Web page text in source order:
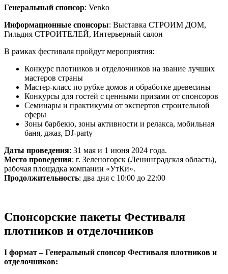
Генеральный спонсор: Venko
Информационные спонсоры: Выставка СТРОИМ ДОМ,
Гильдия СТРОИТЕЛЕЙ, Интерьерный салон
В рамках фестиваля пройдут мероприятия:
Конкурс плотников и отделочников на звание лучших
мастеров страны
Мастер-класс по рубке домов и обработке древесины
Конкурсы для гостей с ценными призами от спонсоров
Семинары и практикумы от экспертов строительной
сферы
Зоны барбекю, зоны активности и релакса, мобильная
баня, джаз, DJ-party
Даты проведения: 31 мая и 1 июня 2024 года.
Место проведения: г. Зеленогорск (Ленинградская область),
рабочая площадка компании «УтКи».
Продолжительность: два дня с 10:00 до 22:00
Спонсорские пакеты Фестиваля
плотников и отделочников
I формат – Генеральный спонсор Фестиваля плотников и
отделочников: